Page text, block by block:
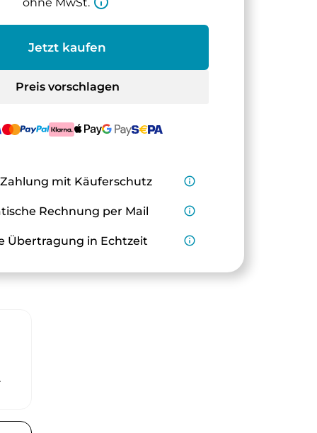
Jetzt kaufen
Preis vorschlagen
mit Käuferschutz info_outline
Rechnung per Mail info_outline
Übertragung in Echtzeit info_outline